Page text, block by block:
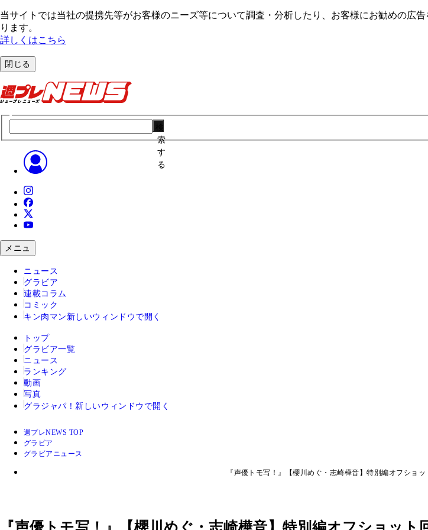
当サイトでは当社の提携先等がお客様のニーズ等について調査・分析したり、お客様にお勧めの広
ります。
詳しくはこちら
閉じる
索
す
る
メニュ
ニュース
グラビア
連載コラム
コミック
キン肉マン 新しいウィンドウで開く
トップ
グラビア一覧
ニュース
ランキング
動画
写真
グラジャパ！ 新しいウィンドウで開く
週プレNEWS TOP
グラビア
グラビアニュース
『声優トモ写！』【櫻川めぐ・志崎樺音】特別編オフショッ
『声優トモ写！』【櫻川めぐ・志崎樺音】特別編オフショット